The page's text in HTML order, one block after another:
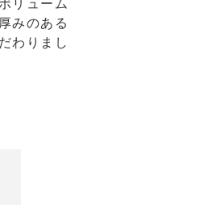
リューム
みのある
わりまし